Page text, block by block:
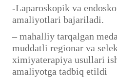
-Laparoskopik va
amaliyotlari bajariladi.
– mahalliy tarqalgan
muddatli regionar va
ximiyaterapiya usullari
amaliyotga tadbiq etildi